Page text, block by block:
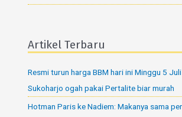
Artikel Terbaru
Resmi turun harga BBM hari ini Minggu 5
Sukoharjo ogah pakai Pertalite biar murah
Hotman Paris ke Nadiem: Makanya sama